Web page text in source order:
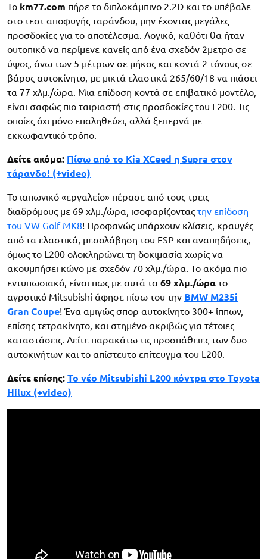
Το km77.com πήρε το διπλοκάμπινο 2.2D και το υπέβαλε
στο τεστ αποφυγής ταράνδου, μην έχοντας μεγάλες
προσδοκίες για το αποτέλεσμα. Λογικό, καθότι θα ήταν
ουτοπικό να περίμενε κανείς από ένα σχεδόν 2μετρο σε
ύψος, άνω των 5 μέτρων σε μήκος και κοντά 2 τόνους σε
βάρος αυτοκίνητο, με μικτά ελαστικά 265/60/18 να πιάσει
τα 77 χλμ./ώρα. Μια επίδοση κοντά σε επιβατικό μοντέλο,
είναι σαφώς πιο ταιριαστή στις προσδοκίες του L200. Τις
οποίες όχι μόνο επαληθεύει, αλλά ξεπερνά με
εκκωφαντικό τρόπο.
Δείτε ακόμα: Πίσω από το Kia XCeed η Supra στον
τάρανδο! (+video)
Το ιαπωνικό «εργαλείο» πέρασε από τους τρεις
διαδρόμους με 69 χλμ./ώρα, ισοφαρίζοντας την επίδοση
του VW Golf MK8! Προφανώς υπάρχουν κλίσεις, κραυγές
από τα ελαστικά, μεσολάβηση του ESP και αναπηδήσεις,
όμως το L200 ολοκληρώνει τη δοκιμασία χωρίς να
ακουμπήσει κώνο με σχεδόν 70 χλμ./ώρα. Το ακόμα πιο
εντυπωσιακό, είναι πως με αυτά τα 69 χλμ./ώρα το
αγροτικό Mitsubishi άφησε πίσω του την BMW M235i
Gran Coupe! Ένα αμιγώς σπορ αυτοκίνητο 300+ ίππων,
επίσης τετρακίνητο, και στημένο ακριβώς για τέτοιες
καταστάσεις. Δείτε παρακάτω τις προσπάθειες των δυο
αυτοκινήτων και το απίστευτο επίτευγμα του L200.
Δείτε επίσης: Το νέο Mitsubishi L200 κόντρα στο Toyota
Hilux (+video)